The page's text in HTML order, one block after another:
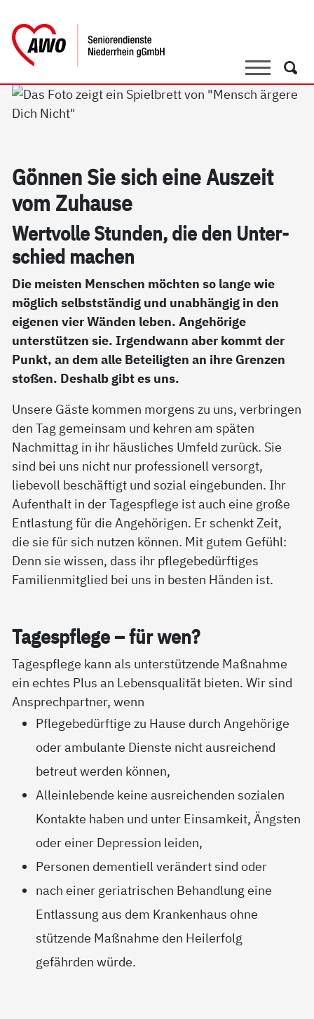
SucheSuche
Gön­nen Sie sich ei­ne Aus­zeit
vom Zu­hau­se
Wert­vol­le Stun­den, die den Un­ter­
schied ma­chen
Die meisten Menschen möchten so lange wie
möglich selbstständig und unabhängig in den
eigenen vier Wänden leben. Angehörige
unterstützen sie. Irgendwann aber kommt der
Punkt, an dem alle Beteiligten an ihre Grenzen
stoßen. Deshalb gibt es uns.
Unsere Gäste kommen morgens zu uns, verbringen
den Tag gemeinsam und kehren am späten
Nachmittag in ihr häusliches Umfeld zurück. Sie
sind bei uns nicht nur professionell versorgt,
liebevoll beschäftigt und sozial eingebunden. Ihr
Aufenthalt in der Tagespflege ist auch eine große
Entlastung für die Angehörigen. Er schenkt Zeit,
die sie für sich nutzen können. Mit gutem Gefühl:
Denn sie wissen, dass ihr pflegebedürftiges
Familienmitglied bei uns in besten Händen ist.
Ta­gespf­le­ge – für wen?
Tagespflege kann als unterstützende Maßnahme
ein echtes Plus an Lebensqualität bieten. Wir sind
Ansprechpartner, wenn
Pflegebedürftige zu Hause durch Angehörige
oder ambulante Dienste nicht ausreichend
betreut werden können,
Alleinlebende keine ausreichenden sozialen
Kontakte haben und unter Einsamkeit, Ängsten
oder einer Depression leiden,
Personen dementiell verändert sind oder
nach einer geriatrischen Behandlung eine
Entlassung aus dem Krankenhaus ohne
stützende Maßnahme den Heilerfolg
gefährden würde.